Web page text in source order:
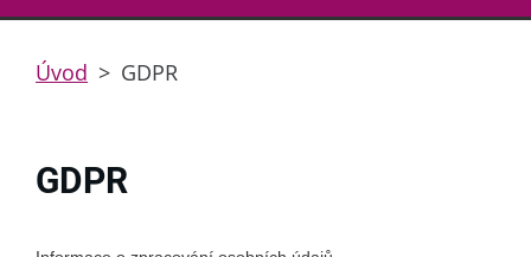
Úvod > GDPR
GDPR